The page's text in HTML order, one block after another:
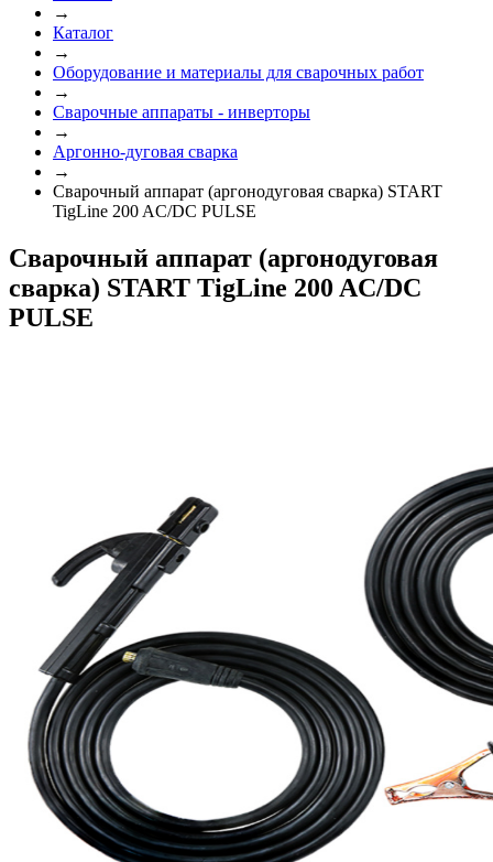
→
Каталог
→
Оборудование и материалы для сварочных работ
→
Сварочные аппараты - инверторы
→
Аргонно-дуговая сварка
→
Сварочный аппарат (аргонодуговая сварка) START
TigLine 200 AC/DC PULSE
Сварочный аппарат (аргонодуговая
сварка) START TigLine 200 AC/DC
PULSE